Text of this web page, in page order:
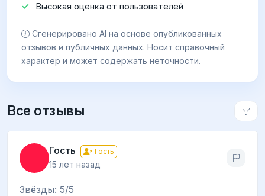
Высокая оценка от пользователей
Сгенерировано AI на основе опубликованных
отзывов и публичных данных. Носит справочный
характер и может содержать неточности.
Все отзывы
Гость Гость
15 лет назад
Звёзды: 5/5